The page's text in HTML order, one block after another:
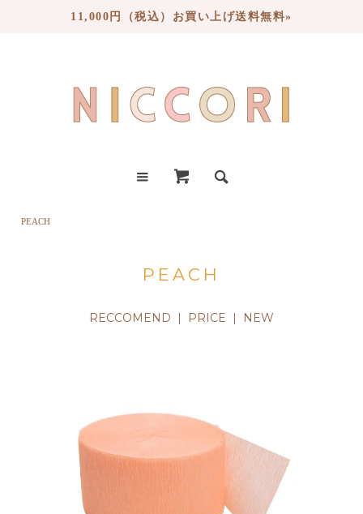
11,000円（税込）お買い上げ送料無料»
PEACH
PEACH
RECCOMEND | PRICE | NEW